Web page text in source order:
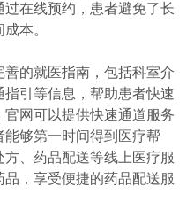
在线预约，患者避免了长
本。
的就医指南，包括科室介
引等信息，帮助患者快速
网可以提供快速通道服务
够第一时间得到医疗帮
、药品配送等线上医疗服
，享受便捷的药品配送服